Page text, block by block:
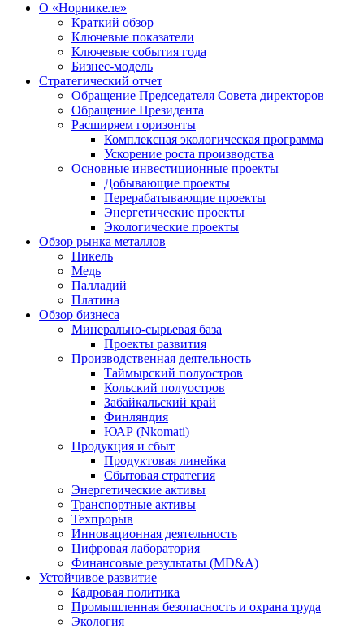
О «Норникеле»
Краткий обзор
Ключевые показатели
Ключевые события года
Бизнес-модель
Стратегический отчет
Обращение Председателя Совета директоров
Обращение Президента
Расширяем горизонты
Комплексная экологическая программа
Ускорение роста производства
Основные инвестиционные проекты
Добывающие проекты
Перерабатывающие проекты
Энергетические проекты
Экологические проекты
Обзор рынка металлов
Никель
Медь
Палладий
Платина
Обзор бизнеса
Минерально-сырьевая база
Проекты развития
Производственная деятельность
Таймырский полуостров
Кольский полуостров
Забайкальский край
Финляндия
ЮАР (Nkomati)
Продукция и сбыт
Продуктовая линейка
Сбытовая стратегия
Энергетические активы
Транспортные активы
Техпрорыв
Инновационная деятельность
Цифровая лаборатория
Финансовые результаты (MD&A)
Устойчивое развитие
Кадровая политика
Промышленная безопасность и охрана труда
Экология